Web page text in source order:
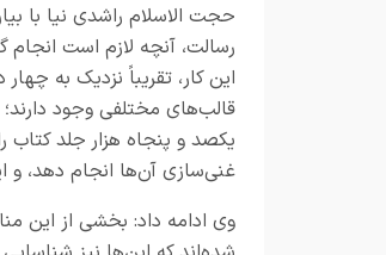
حجت الاسلام راشدی نیا با
رسالت، آنچه لازم است انجام
این کار، تقریباً نزدیک به
قالب‌های مختلفی وجود
یکصد و پنجاه هزار جلد کتاب
غنی‌سازی آن‌ها انجام دهد، و
وی ادامه داد: بخشی از این